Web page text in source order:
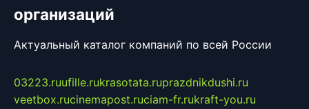
организаций
Актуальный каталог компаний по всей России
03223.ruufille.rukrasotata.ruprazdnikdushi.ru
veetbox.rucinemapost.ruciam-fr.rukraft-you.ru